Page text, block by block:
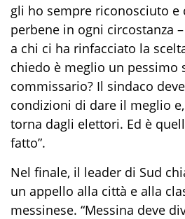
gli ho sempre riconosciuto e
perbene in ogni circostanza
a chi ci ha rinfacciato la
chiedo è meglio un pessimo
commissario? Il sindaco
condizioni di dare il meglio
torna dagli elettori. Ed è
fatto”.
Nel finale, il leader di Sud
un appello alla città e alla
messinese. “Messina deve